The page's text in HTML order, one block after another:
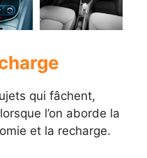
qui fâchent,
l’on aborde la
et la recharge.